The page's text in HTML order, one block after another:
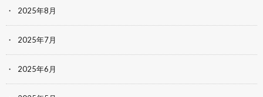
2025年8月
2025年7月
2025年6月